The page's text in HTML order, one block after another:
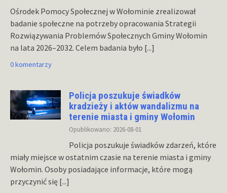
Ośrodek Pomocy Społecznej w Wołominie zrealizował
badanie społeczne na potrzeby opracowania Strategii
Rozwiązywania Problemów Społecznych Gminy Wołomin
na lata 2026–2032. Celem badania było [...]
0 komentarzy
Policja poszukuje świadków
kradzieży i aktów wandalizmu na
terenie miasta i gminy Wołomin
Opublikowano: 2026-08-01
Policja poszukuje świadków zdarzeń, które
miały miejsce w ostatnim czasie na terenie miasta i gminy
Wołomin. Osoby posiadające informacje, które mogą
przyczynić się [...]